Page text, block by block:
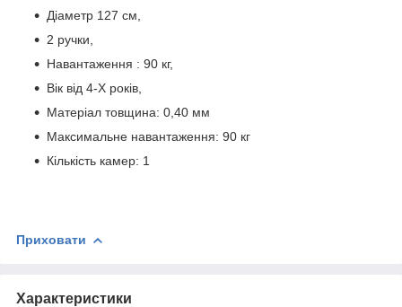
Діаметр 127 см,
2 ручки,
Навантаження : 90 кг,
Вік від 4-Х років,
Матеріал товщина: 0,40 мм
Максимальне навантаження: 90 кг
Кількість камер: 1
Приховати
Характеристики